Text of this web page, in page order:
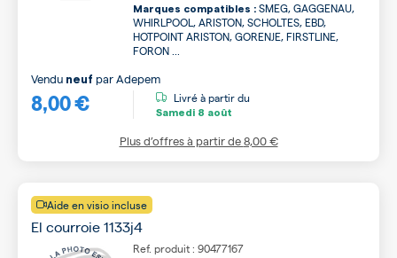
Marques compatibles : SMEG, GAGGENAU,
WHIRLPOOL, ARISTON, SCHOLTES, EBD,
HOTPOINT ARISTON, GORENJE, FIRSTLINE,
FORON ...
8,00 €
Vendu neuf parAdepem
Livré à partir du
Samedi 8 août
Plus d’offres à partir de8,00 €
Aide en visio incluse
El courroie 1133j4
Ref. produit : 90477167